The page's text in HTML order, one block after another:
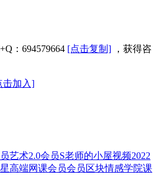
：694579664 [点击复制] ，获得咨
击加入]
艺术2.0会员S老师的小屋视频2022
高端网课会员会员区块情感学院课